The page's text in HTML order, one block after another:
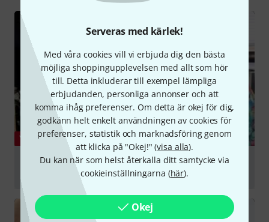
Serveras med kärlek!
Med våra cookies vill vi erbjuda dig den bästa
möjliga shoppingupplevelsen med allt som hör
till. Detta inkluderar till exempel lämpliga
erbjudanden, personliga annonser och att
komma ihåg preferenser. Om detta är okej för dig,
godkänn helt enkelt användningen av cookies för
preferenser, statistik och marknadsföring genom
att klicka på "Okej!" (visa alla).
Du kan när som helst återkalla ditt samtycke via
cookieinställningarna (här).
Okej
YOUTUBE
Superb Performance, Moderate Price: The Audio
Technica ATH M50x